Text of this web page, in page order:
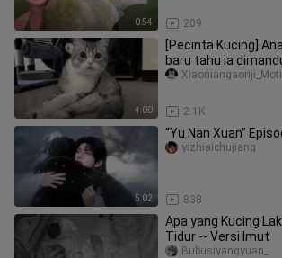
0:54 209
4:00
[Pecinta Kucing]
baru tahu ia
2.1K
5:02
“Yu Nan Xuan”
838
yizhiaichujiang
Apa yang Kucing
Tidur -- Versi Imut
Bubusiyangyuan_